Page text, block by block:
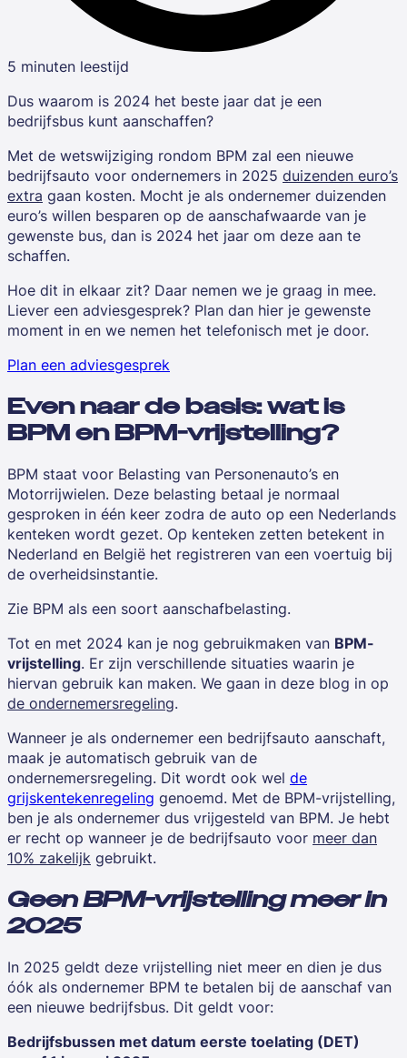
5 minuten leestijd
Dus waarom is 2024 het beste jaar dat je een
bedrijfsbus kunt aanschaffen?
Met de wetswijziging rondom BPM zal een nieuwe
bedrijfsauto voor ondernemers in 2025 duizenden euro’s
extra gaan kosten. Mocht je als ondernemer duizenden
euro’s willen besparen op de aanschafwaarde van je
gewenste bus, dan is 2024 het jaar om deze aan te
schaffen.
Hoe dit in elkaar zit? Daar nemen we je graag in mee.
Liever een adviesgesprek? Plan dan hier je gewenste
moment in en we nemen het telefonisch met je door.
Plan een adviesgesprek
Even naar de basis: wat is
BPM en BPM-vrijstelling?
BPM staat voor Belasting van Personenauto’s en
Motorrijwielen. Deze belasting betaal je normaal
gesproken in één keer zodra de auto op een Nederlands
kenteken wordt gezet. Op kenteken zetten betekent in
Nederland en België het registreren van een voertuig bij
de overheidsinstantie.
Zie BPM als een soort aanschafbelasting.
Tot en met 2024 kan je nog gebruikmaken van BPM-
vrijstelling. Er zijn verschillende situaties waarin je
hiervan gebruik kan maken. We gaan in deze blog in op
de ondernemersregeling.
Wanneer je als ondernemer een bedrijfsauto aanschaft,
maak je automatisch gebruik van de
ondernemersregeling. Dit wordt ook wel de
grijskentekenregeling genoemd. Met de BPM-vrijstelling,
ben je als ondernemer dus vrijgesteld van BPM. Je hebt
er recht op wanneer je de bedrijfsauto voor meer dan
10% zakelijk gebruikt.
Geen BPM-vrijstelling meer in
2025
In 2025 geldt deze vrijstelling niet meer en dien je dus
óók als ondernemer BPM te betalen bij de aanschaf van
een nieuwe bedrijfsbus. Dit geldt voor:
Bedrijfsbussen met datum eerste toelating (DET)